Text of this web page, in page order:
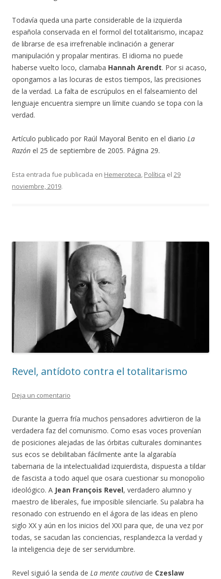
Todavía queda una parte considerable de la izquierda
española conservada en el formol del totalitarismo, incapaz
de librarse de esa irrefrenable inclinación a generar
manipulación y propalar mentiras. El idioma no puede
haberse vuelto loco, clamaba Hannah Arendt. Por si acaso,
opongamos a las locuras de estos tiempos, las precisiones
de la verdad. La falta de escrúpulos en el falseamiento del
lenguaje encuentra siempre un límite cuando se topa con la
verdad.
Artículo publicado por Raúl Mayoral Benito en el diario La
Razón el 25 de septiembre de 2005. Página 29.
Esta entrada fue publicada en Hemeroteca, Política el 29
noviembre, 2019.
Revel, antídoto contra el totalitarismo
Deja un comentario
Durante la guerra fría muchos pensadores advirtieron de la
verdadera faz del comunismo. Como esas voces provenían
de posiciones alejadas de las órbitas culturales dominantes
sus ecos se debilitaban fácilmente ante la algarabía
tabernaria de la intelectualidad izquierdista, dispuesta a tildar
de fascista a todo aquel que osara cuestionar su monopolio
ideológico. A Jean François Revel, verdadero alumno y
maestro de liberales, fue imposible silenciarle. Su palabra ha
resonado con estruendo en el ágora de las ideas en pleno
siglo XX y aún en los inicios del XXI para que, de una vez por
todas, se sacudan las conciencias, resplandezca la verdad y
la inteligencia deje de ser servidumbre.
Revel siguió la senda de La mente cautiva de Czeslaw